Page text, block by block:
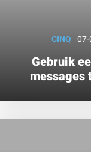
CINQ 07-
Gebruik
messages